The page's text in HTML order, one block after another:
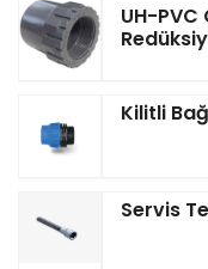
UH-
Kilitli
Servis